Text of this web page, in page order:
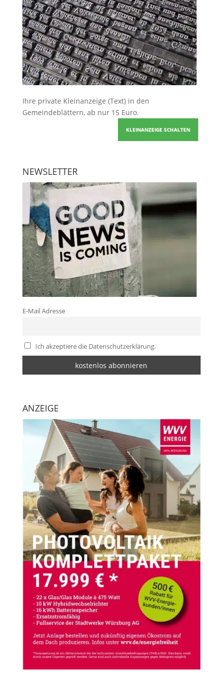
Ihre private Kleinanzeige (Text) in den
Gemeindeblättern, ab nur 15 Euro.
KLEINANZEIGE SCHALTEN
NEWSLETTER
E-Mail Adresse
Ich akzeptiere die Datenschutzerklärung.
ANZEIGE